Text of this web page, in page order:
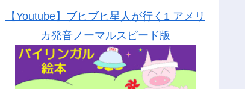
【Youtube】ブヒブヒ星人が行く1 アメリ
カ発音ノーマルスピード版